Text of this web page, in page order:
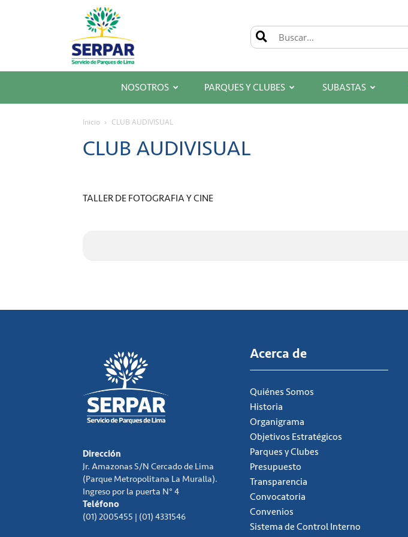
SERPAR
–
Servicio
de
Parques
de
NOSOTROS PARQUES Y CLUBES SUBASTAS
Inicio CLUB AUDIVISUAL
CLUB AUDIVISUAL
TALLER DE FOTOGRAFIA Y CINE
Dirección
Jr. Amazonas S/N Cercado de Lima
(Parque Metropolitana La Muralla).
Ingreso por la puerta N° 4
Teléfono
(01) 2005455 | (01) 4331546
Acerca de
Quiénes Somos
Historia
Organigrama
Objetivos Estratégicos
Parques y Clubes
Presupuesto
Transparencia
Convocatoria
Convenios
Sistema de Control Interno